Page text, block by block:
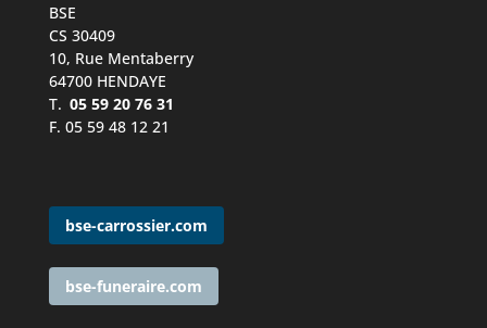
BSE
CS 30409
10, Rue Mentaberry
64700 HENDAYE
T. 05 59 20 76 31
F. 05 59 48 12 21
bse-carrossier.com
bse-funeraire.com